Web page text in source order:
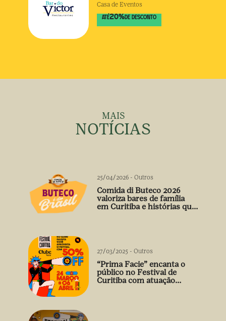
Casa de Eventos
ATÉ20% DE DESCONTO
MAIS
NOTÍCIAS
25/04/2026 - Outros
Comida di Buteco 2026
valoriza bares de família
em Curitiba e histórias que
27/03/2025 - Outros
“Prima Facie” encanta o
público no Festival de
Curitiba com atuação